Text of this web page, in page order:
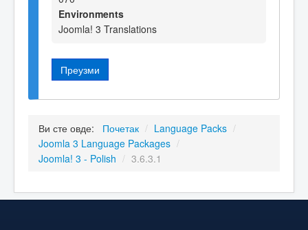
Environments
Joomla! 3 Translations
Преузми
Ви сте овде: Почетак / Language Packs /
Joomla 3 Language Packages /
Joomla! 3 - Polish / 3.6.3.1